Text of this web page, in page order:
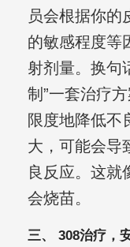
员会根据你的
的敏感程度等
射剂量。换句
制”一套治疗
限度地降低不
大，可能会导
良反应。这就
会烧苗。
三、 308治疗，